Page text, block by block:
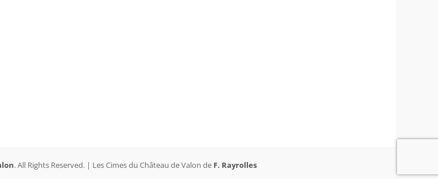
. All Rights Reserved. | Les Cimes du Château de Valon de F. Rayrolles